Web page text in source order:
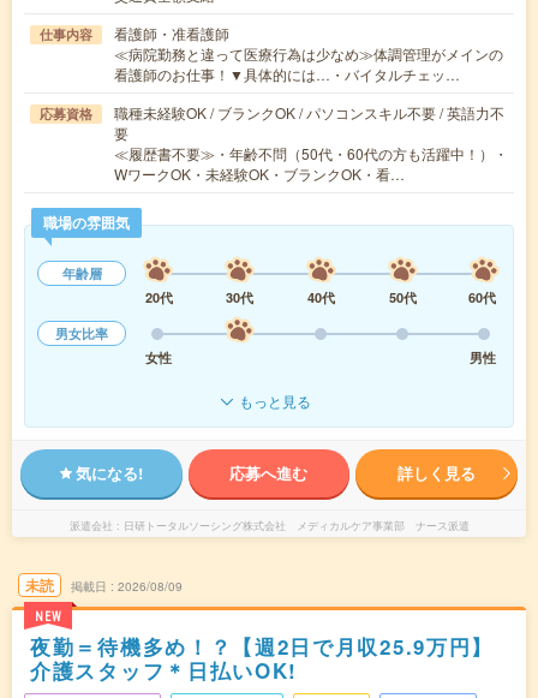
仕事内容
看護師・准看護師
≪病院勤務と違って医療行為は少なめ≫体調管理がメインの
看護師のお仕事！▼具体的には…・バイタルチェッ…
応募資格
職種未経験OK / ブランクOK / パソコンスキル不要 / 英語力不
要
≪履歴書不要≫・年齢不問（50代・60代の方も活躍中！）・
WワークOK・未経験OK・ブランクOK・看…
職場の雰囲気
年齢層
20代
30代 40代 50代
60代
男女比率
女性
男性
もっと見る
気になる! 応募へ進む 詳しく見る
派遣会社 日研トータルソーシング株式会社 メディカルケア事業部 ナース派遣
未読
NEW
掲載日 2026/08/09
夜勤＝待機多め！？【週2日で月収25.9万円】
介護スタッフ＊日払いOK!